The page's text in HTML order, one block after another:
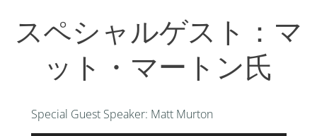
スペシャルゲスト：マ
ット・マートン氏
Special Guest Speaker: Matt Murton